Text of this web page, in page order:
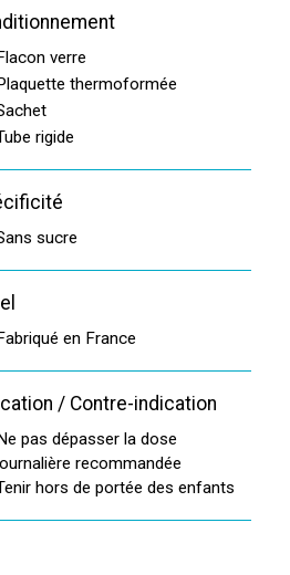
verre
thermoformée
rigide
sucre
en France
/ Contre-indication
pas dépasser la dose
recommandée
hors de portée des enfants